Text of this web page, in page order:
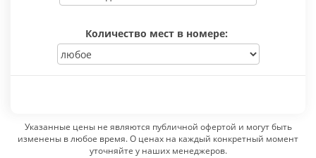
Количество мест в номере:
Указанные цены не являются публичной офертой и могут быть
изменены в любое время. О ценах на каждый конкретный момент
уточняйте у наших менеджеров.